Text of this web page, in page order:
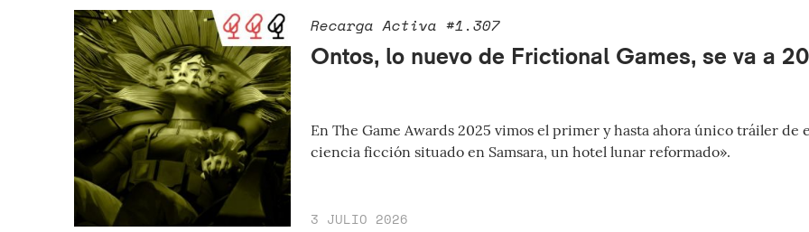
Recarga Activa #1.307
Ontos, lo nuevo de Frictional Games, se va a
En The Game Awards 2025 vimos el primer y hasta ahora único tráiler de
ciencia ficción situado en Samsara, un hotel lunar reformado».
3 JULIO 2026